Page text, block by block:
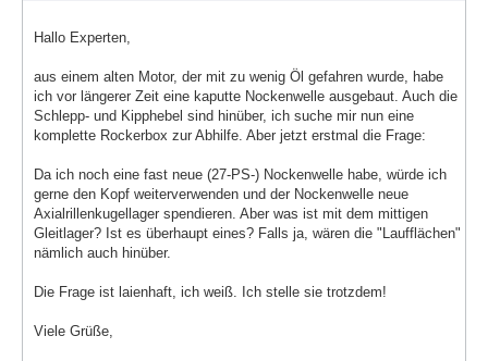
Hallo Experten,
aus einem alten Motor, der mit zu wenig Öl gefahren wurde, habe
ich vor längerer Zeit eine kaputte Nockenwelle ausgebaut. Auch die
Schlepp- und Kipphebel sind hinüber, ich suche mir nun eine
komplette Rockerbox zur Abhilfe. Aber jetzt erstmal die Frage:
Da ich noch eine fast neue (27-PS-) Nockenwelle habe, würde ich
gerne den Kopf weiterverwenden und der Nockenwelle neue
Axialrillenkugellager spendieren. Aber was ist mit dem mittigen
Gleitlager? Ist es überhaupt eines? Falls ja, wären die "Laufflächen"
nämlich auch hinüber.
Die Frage ist laienhaft, ich weiß. Ich stelle sie trotzdem!
Viele Grüße,